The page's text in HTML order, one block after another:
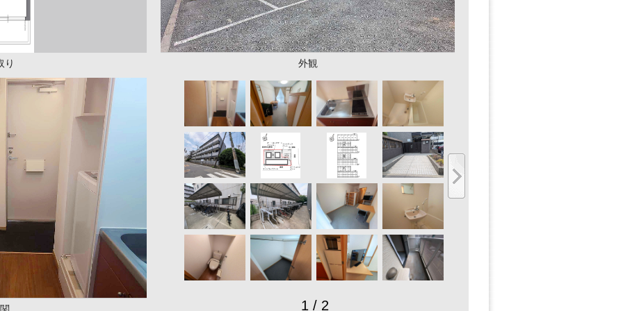
り 外観
1 / 2